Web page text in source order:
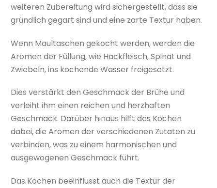
weiteren Zubereitung wird sichergestellt, dass sie
gründlich gegart sind und eine zarte Textur haben.
Wenn Maultaschen gekocht werden, werden die
Aromen der Füllung, wie Hackfleisch, Spinat und
Zwiebeln, ins kochende Wasser freigesetzt.
Dies verstärkt den Geschmack der Brühe und
verleiht ihm einen reichen und herzhaften
Geschmack. Darüber hinaus hilft das Kochen
dabei, die Aromen der verschiedenen Zutaten zu
verbinden, was zu einem harmonischen und
ausgewogenen Geschmack führt.
Das Kochen beeinflusst auch die Textur der